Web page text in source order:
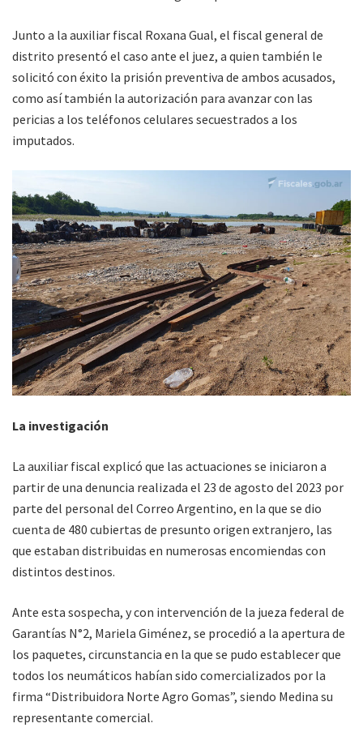
Junto a la auxiliar fiscal Roxana Gual, el fiscal general de
distrito presentó el caso ante el juez, a quien también le
solicitó con éxito la prisión preventiva de ambos acusados,
como así también la autorización para avanzar con las
pericias a los teléfonos celulares secuestrados a los
imputados.
La investigación
La auxiliar fiscal explicó que las actuaciones se iniciaron a
partir de una denuncia realizada el 23 de agosto del 2023 por
parte del personal del Correo Argentino, en la que se dio
cuenta de 480 cubiertas de presunto origen extranjero, las
que estaban distribuidas en numerosas encomiendas con
distintos destinos.
Ante esta sospecha, y con intervención de la jueza federal de
Garantías N°2, Mariela Giménez, se procedió a la apertura de
los paquetes, circunstancia en la que se pudo establecer que
todos los neumáticos habían sido comercializados por la
firma “Distribuidora Norte Agro Gomas”, siendo Medina su
representante comercial.